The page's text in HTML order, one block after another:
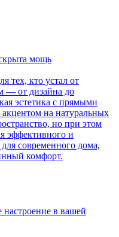
мощь
тех, кто устал от
— от дизайна до
эстетика с прямыми
на натуральных
но при этом
эффективного и
современного дома,
комфорт.
настроение в вашей